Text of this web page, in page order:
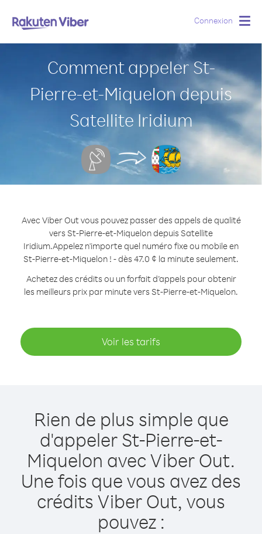
Connexion
Comment appeler St-
Pierre-et-Miquelon depuis
Satellite Iridium
Avec Viber Out vous pouvez passer des appels de qualité
vers St-Pierre-et-Miquelon depuis Satellite
Iridium.Appelez n'importe quel numéro fixe ou mobile en
St-Pierre-et-Miquelon ! - dès 47.0 ¢ la minute seulement.
Achetez des crédits ou un forfait d’appels pour obtenir
les meilleurs prix par minute vers St-Pierre-et-Miquelon.
Voir les tarifs
Rien de plus simple que
d'appeler St-Pierre-et-
Miquelon avec Viber Out.
Une fois que vous avez des
crédits Viber Out, vous
pouvez :